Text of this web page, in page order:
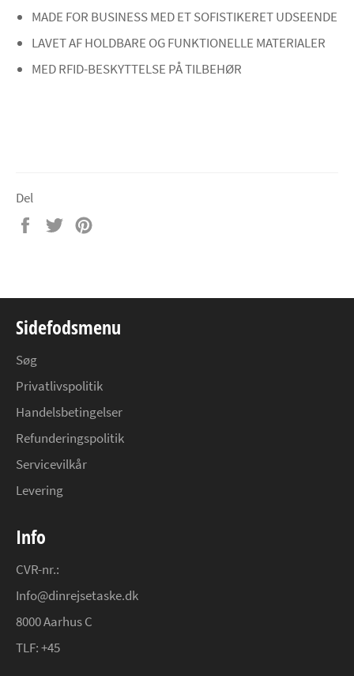
MADE FOR BUSINESS MED ET SOFISTIKERET UDSEENDE
LAVET AF HOLDBARE OG FUNKTIONELLE MATERIALER
MED RFID-BESKYTTELSE PÅ TILBEHØR
Del
Del
Tweet
Sidefodsmenu
Søg
Privatlivspolitik
Handelsbetingelser
Refunderingspolitik
Servicevilkår
Levering
Info
CVR-nr.:
Info@dinrejsetaske.dk
8000 Aarhus C
TLF: +45